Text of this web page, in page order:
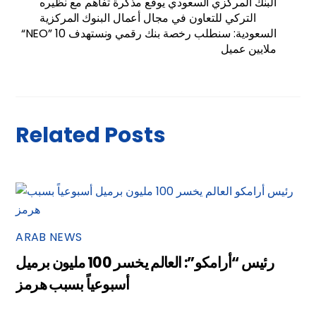
التركي للتعاون في مجال أعمال البنوك المركزية
“NEO” السعودية: سنطلب رخصة بنك رقمي ونستهدف 10
ملايين عميل
Related Posts
ARAB NEWS
رئيس “أرامكو”: العالم يخسر 100 مليون برميل
أسبوعياً بسبب هرمز